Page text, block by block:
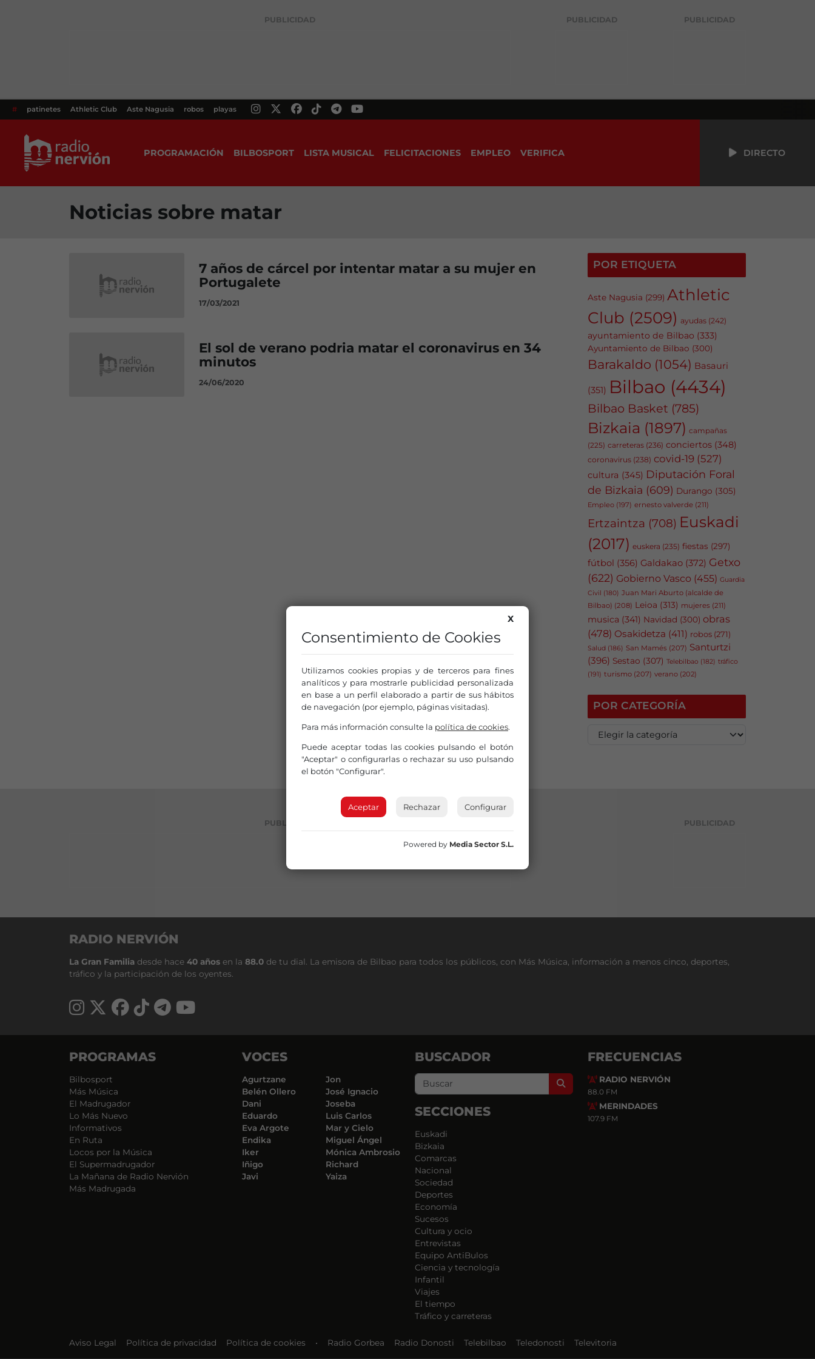
PUBLICIDAD PUBLICIDAD PUBLICIDAD
# patinetes Athletic Club Aste Nagusia robos playas
PROGRAMACIÓN BILBOSPORT LISTA MUSICAL FELICITACIONES EMPLEO VERIFICA DIRECTO
Noticias sobre matar
7 años de cárcel por intentar matar a su mujer en
Portugalete
17/03/2021
El sol de verano podria matar el coronavirus en 34
minutos
24/06/2020
POR ETIQUETA
Aste Nagusia (299) Athletic
Club (2509) ayudas (242)
ayuntamiento de Bilbao (333)
Ayuntamiento de Bilbao (300)
Barakaldo (1054) Basauri
(351) Bilbao (4434)
Bilbao Basket (785)
Bizkaia (1897) campañas
(225) carreteras (236) conciertos (348)
coronavirus (238) covid-19 (527)
cultura (345) Diputación Foral
de Bizkaia (609) Durango (305)
Empleo (197) ernesto valverde (211)
Ertzaintza (708) Euskadi
(2017) euskera (235) fiestas (297)
fútbol (356) Galdakao (372) Getxo
(622) Gobierno Vasco (455) Guardia
Civil (180) Juan Mari Aburto (alcalde de
Bilbao) (208) Leioa (313) mujeres (211)
musica (341) Navidad (300) obras
(478) Osakidetza (411) robos (271)
Salud (186) San Mamés (207) Santurtzi
(396) Sestao (307) Telebilbao (182) tráfico
(191) turismo (207) verano (202)
POR CATEGORÍA
PUBLICIDAD PUBLICIDAD
RADIO NERVIÓN
La Gran Familia desde hace 40 años en la 88.0 de tu dial. La emisora de Bilbao para todos los públicos, con Más Música, información a menos cinco, deportes,
tráfico y la participación de los oyentes.
PROGRAMAS
Bilbosport
Más Música
El Madrugador
Lo Más Nuevo
Informativos
En Ruta
Locos por la Música
El Supermadrugador
La Mañana de Radio Nervión
Más Madrugada
VOCES
Agurtzane
Belén Ollero
Dani
Eduardo
Eva Argote
Endika
Iker
Iñigo
Javi
Jon
José Ignacio
Joseba
Luis Carlos
Mar y Cielo
Miguel Ángel
Mónica Ambrosio
Richard
Yaiza
BUSCADOR
Search
SECCIONES
Euskadi
Bizkaia
Comarcas
Nacional
Sociedad
Deportes
Economía
Sucesos
Cultura y ocio
Entrevistas
Equipo AntiBulos
Ciencia y tecnología
Infantil
Viajes
El tiempo
Tráfico y carreteras
FRECUENCIAS
RADIO NERVIÓN
88.0 FM
MERINDADES
107.9 FM
Aviso Legal Política de privacidad Política de cookies • Radio Gorbea Radio Donosti Telebilbao Teledonosti Televitoria
X
Consentimiento de Cookies
Utilizamos cookies propias y de terceros para fines
analíticos y para mostrarle publicidad personalizada
en base a un perfil elaborado a partir de sus hábitos
de navegación (por ejemplo, páginas visitadas).
Para más información consulte la política de cookies.
Puede aceptar todas las cookies pulsando el botón
"Aceptar" o configurarlas o rechazar su uso pulsando
el botón "Configurar".
Aceptar Rechazar Configurar
Powered by Media Sector S.L.